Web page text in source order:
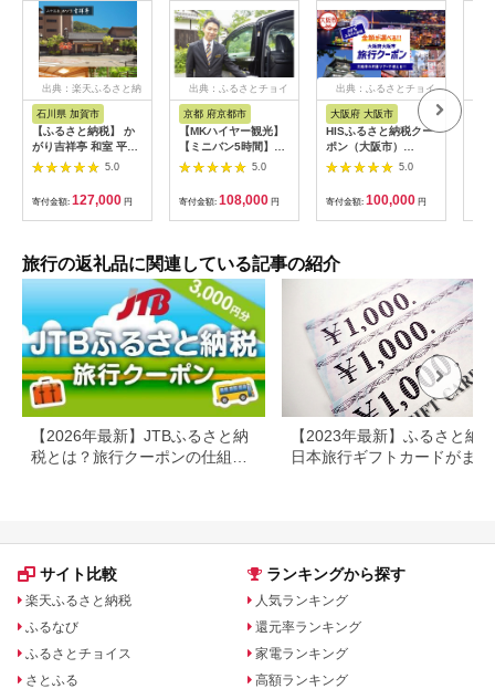
出典：楽天ふるさと納
石川県 加賀市
【ふるさと納税】 か
がり吉祥亭 和室 平日
限定 ペア宿泊券 1泊2
食付 2名 ペア 食事付
温泉 宿泊券 旅行 トラ
ベル 宿泊 宿泊施設 宿
レジャー F6P-0991
5.0
寄付金額: 127,000 円
出典：ふるさとチョイ
京都 府京都市
【MKハイヤー観光】
【ミニバン5時間】ド
ライバーとめぐるとっ
ておきの京都観光（3
／21-6／20・10／1-
11／30）
5.0
寄付金額: 108,000 円
出典：ふるさとチョイ
大阪府 大阪市
HISふるさと納税クー
ポン（大阪市）
30,000円分_OS039-
5.0
寄付金額: 100,000 円
旅行の返礼品に関連している記事の紹介
【2026年最新】JTBふるさと納
税とは？旅行クーポンの仕組
【2023年最新】ふるさと納
日本旅行ギフトカードがまだ
サイト比較
楽天ふるさと納税
ふるなび
ふるさとチョイス
さとふる
ランキングから探す
人気ランキング
還元率ランキング
家電ランキング
高額ランキング